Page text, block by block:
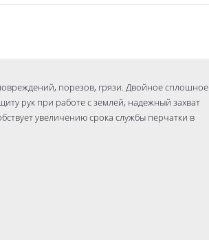
порезов, грязи. Двойное сплошное
рук при работе с землей, надежный захват
увеличению срока службы перчатки в